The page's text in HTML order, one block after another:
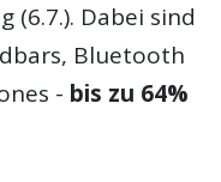
(6.7.). Dabei sind
Bluetooth
- bis zu 64%